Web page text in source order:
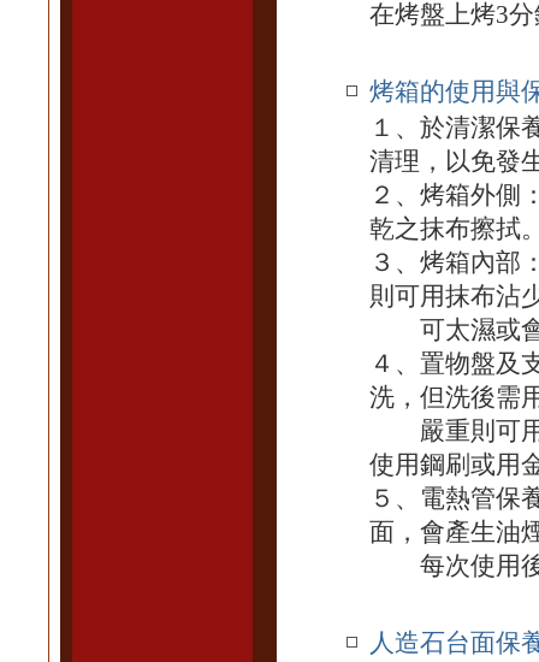
在烤盤上烤3
烤箱的使用與
１、於清潔保
清理，以免發
２、烤箱外側
乾之抹布擦拭
３、烤箱內部
則可用抹布沾
可太濕或會
４、置物盤及
洗，但洗後需
嚴重則可用
使用鋼刷或用
５、電熱管保
面，會產生油
每次使用後
人造石台面保